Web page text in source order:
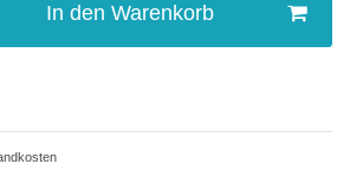
In den Warenkorb